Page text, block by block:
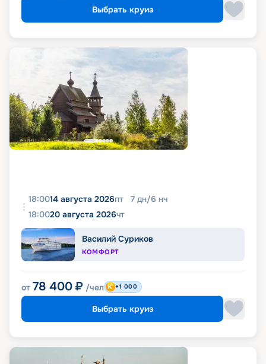
Выбрать круиз
18:0014 августа 2026пт 7 дн/6 нч
18:0020 августа 2026чт
Василий Суриков
КОМФОРТ
от 78 400 ₽ /чел +1 000
Выбрать круиз